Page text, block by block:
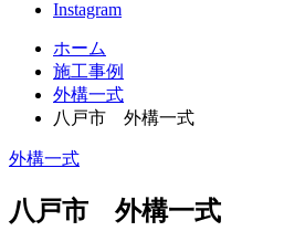
Instagram
ホーム
施工事例
外構一式
八戸市 外構一式
外構一式
八戸市 外構一式